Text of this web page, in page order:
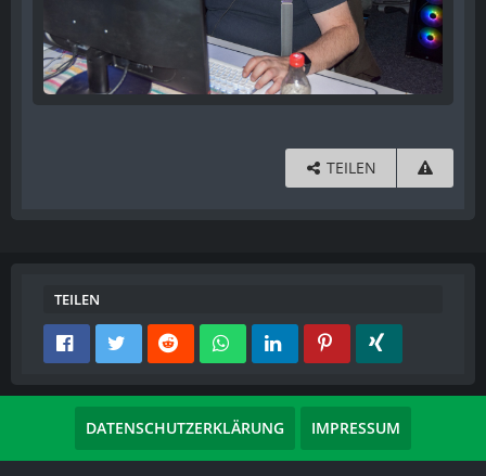
TEILEN
TEILEN
DATENSCHUTZERKLÄRUNG IMPRESSUM